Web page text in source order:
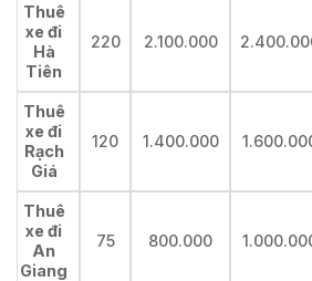
Thuê
xe đi
Hà
Tiên
220 2.100.000
Thuê
xe đi
Rạch
Giá
120 1.400.000
Thuê
xe đi
An
Giang
75 800.000